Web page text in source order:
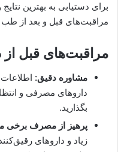
برای دستیابی به بهترین
مراقبت‌های قبل و بعد از
مراقبت‌های قبل از
مشاوره دقیق:
داروهای مصرفی و
بگذارید.
پرهیز از مصرف برخی
زیاد و داروهای